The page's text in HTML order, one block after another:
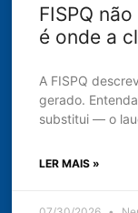
FISPQ
é onde a
A FISPQ
gerado.
substitui — o
LER MAIS »